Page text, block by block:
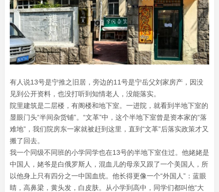
有人说13号是宁推之旧居，旁边的11号是宁岳父刘家房产，因没
见到公开资料，也没打听到知情老人，没能落实。
院里建筑是二层楼，有阁楼和地下室。一进院，就看到半地下室的
显眼门头“半间杂货铺”。“文革”中，这个半地下室曾是资本家的“落
难地”，我们院房东一家就被赶到这里，直到“文革”后落实政策才又
搬了回去。
我一个同级不同班的小学同学也在13号的半地下室住过。他姥姥是
中国人，姥爷是白俄罗斯人，混血儿的母亲又跟了一个美国人，所
以他身上只有四分之一中国血统。他长得更像一个“外国人”：蓝眼
睛，高鼻梁，黄头发，白皮肤。从小学到高中，同学们都叫他“大